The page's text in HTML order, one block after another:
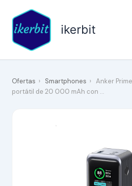
contenido
ikerbit
Ofertas › Smartphones › Anker
portátil de 20 000 mAh con …